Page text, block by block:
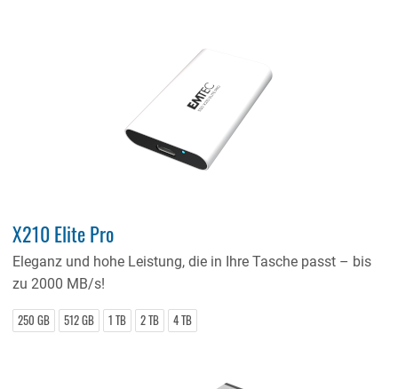
X210 Elite Pro
Eleganz und hohe Leistung, die in Ihre Tasche passt – bis
zu 2000 MB/s!
250 GB 512 GB 1 TB 2 TB 4 TB